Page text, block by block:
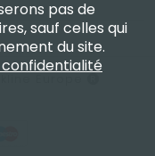
Europe
pas de
sauf celles qui
du site.